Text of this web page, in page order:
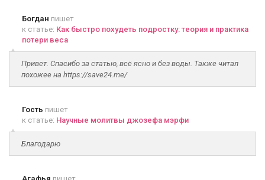
Богдан пишет
к статье: Как быстро похудеть подростку: теория и практика
потери веса
Привет. Спасибо за статью, всё ясно и без воды. Также читал
похожее на https://save24.me/
Гость пишет
к статье: Научные молитвы джозефа мэрфи
Благодарю